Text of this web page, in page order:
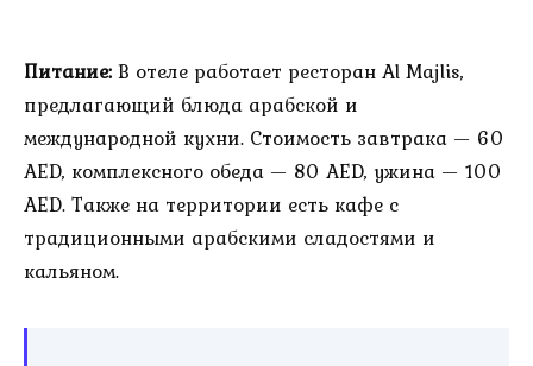
Питание:В отеле работает ресторан Al Majlis,
предлагающий блюда арабской и
международной кухни. Стоимость завтрака — 60
AED, комплексного обеда — 80 AED, ужина — 100
AED. Также на территории есть кафе с
традиционными арабскими сладостями и
кальяном.